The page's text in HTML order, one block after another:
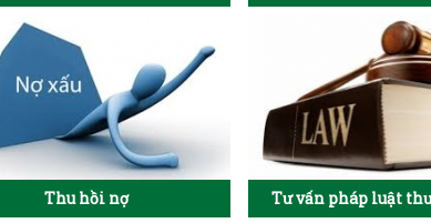
Thu hồi nợ Tư vấn pháp luật